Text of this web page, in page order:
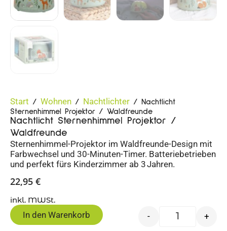
Start / Wohnen / Nachtlichter / Nachtlicht
Sternenhimmel Projektor / Waldfreunde
Nachtlicht Sternenhimmel Projektor /
Waldfreunde
Sternenhimmel-Projektor im Waldfreunde-Design mit
Farbwechsel und 30-Minuten-Timer. Batteriebetrieben
und perfekt fürs Kinderzimmer ab 3 Jahren.
22,95 €
inkl. MWSt.
- +
In den Warenkorb